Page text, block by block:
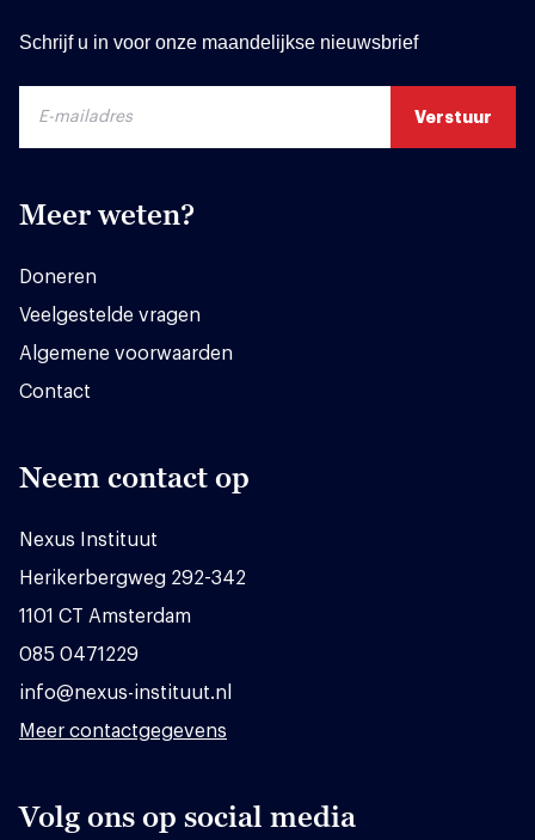
Schrijf u in voor onze maandelijkse nieuwsbrief
Meer weten?
Doneren
Veelgestelde vragen
Algemene voorwaarden
Contact
Neem contact op
Nexus Instituut
Herikerbergweg 292-342
1101 CT Amsterdam
085 0471229
info@nexus-instituut.nl
Meer contactgegevens
Volg ons op social media